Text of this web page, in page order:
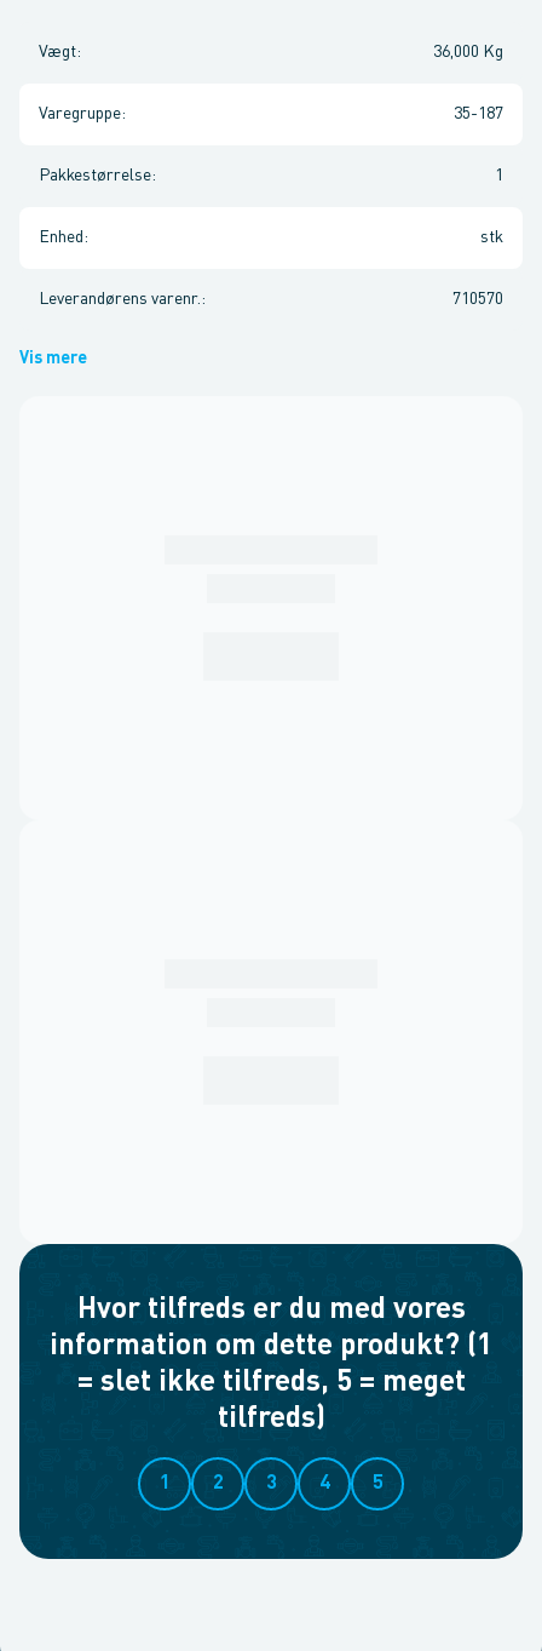
Vægt: 36,000 Kg
Varegruppe: 35-187
Pakkestørrelse: 1
Enhed : stk
Leverandørens varenr. : 710570
Vis mere
Hvor tilfreds er du med vores
information om dette produkt? (1
= slet ikke tilfreds, 5 = meget
tilfreds)
1 2 3 4 5